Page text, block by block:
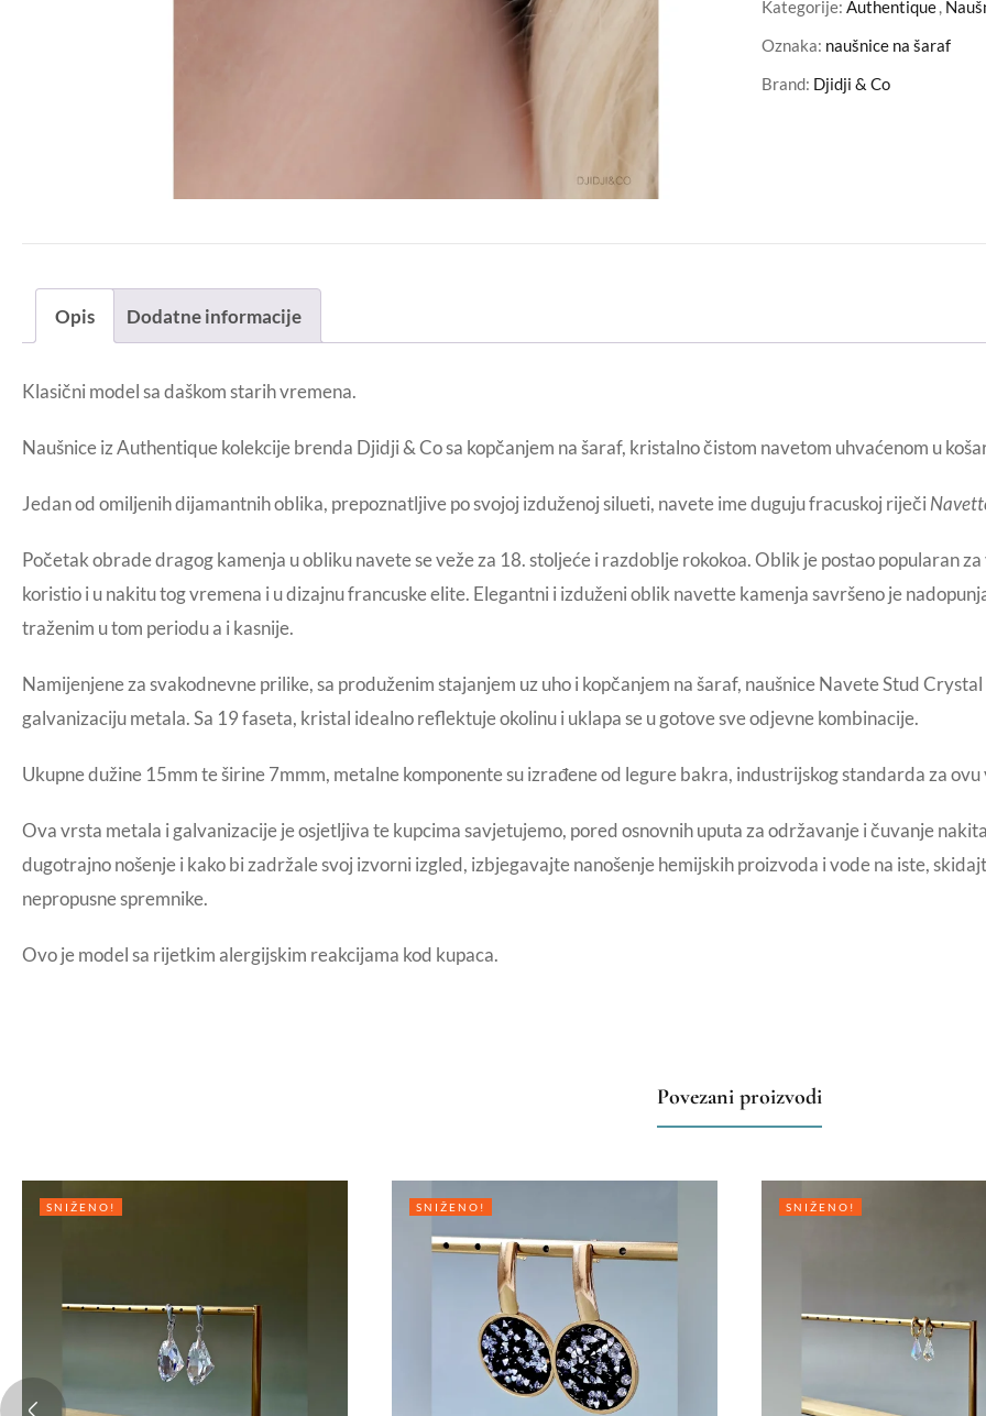
Kategorije: Authentique,
Oznaka: naušnice na šaraf
Brand: Djidji & Co
Opis Dodatne informacije
Klasični model sa daškom starih vremena.
Naušnice iz Authentique kolekcije brenda Djidji & Co sa kopčanjem na šaraf, kristalno čistom navetom uhvaćenom u
Jedan od omiljenih dijamantnih oblika, prepoznatljive po svojoj izduženoj silueti, navete ime duguju fracuskoj riječi
Početak obrade dragog kamenja u obliku navete se veže za 18. stoljeće i razdoblje rokokoa. Oblik je postao popularan
koristio i u nakitu tog vremena i u dizajnu francuske elite. Elegantni i izduženi oblik navette kamenja savršeno je
traženim u tom periodu a i kasnije.
Namijenjene za svakodnevne prilike, sa produženim stajanjem uz uho i kopčanjem na šaraf, naušnice Navete Stud
galvanizaciju metala. Sa 19 faseta, kristal idealno reflektuje okolinu i uklapa se u gotove sve odjevne kombinacije.
Ukupne dužine 15mm te širine 7mmm, metalne komponente su izrađene od legure bakra, industrijskog standarda za
Ova vrsta metala i galvanizacije je osjetljiva te kupcima savjetujemo, pored osnovnih uputa za održavanje i čuvanje
dugotrajno nošenje i kako bi zadržale svoj izvorni izgled, izbjegavajte nanošenje hemijskih proizvoda i vode na iste,
nepropusne spremnike.
Ovo je model sa rijetkim alergijskim reakcijama kod kupaca.
Povezani proizvodi
SNIŽENO! SNIŽENO! SNIŽENO!